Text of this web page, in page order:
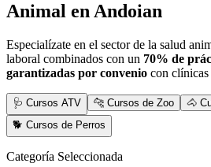
Animal en Andoian
Especialízate en el sector de la salud
laboral combinados con un 70% de
garantizadas por convenio con clínicas
🩺 Cursos ATV 🐆 Cursos de Zoo
🐴
🐕 Cursos de Perros
Categoría Seleccionada